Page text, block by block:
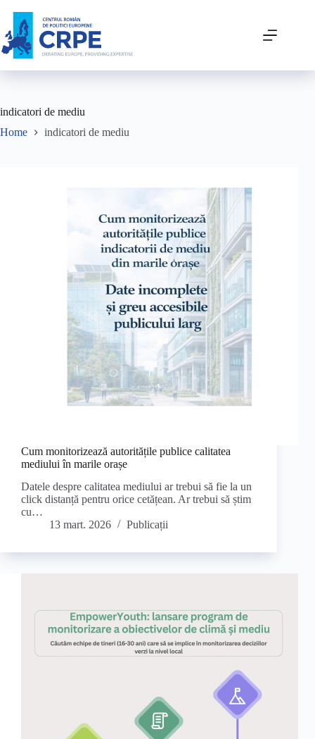
indicatori de mediu
Home
indicatori de mediu
Cum monitorizează autoritățile publice calitatea
mediului în marile orașe
Datele despre calitatea mediului ar trebui să fie la un
click distanță pentru orice cetățean. Ar trebui să știm
cu…
13 mart. 2026
Publicații